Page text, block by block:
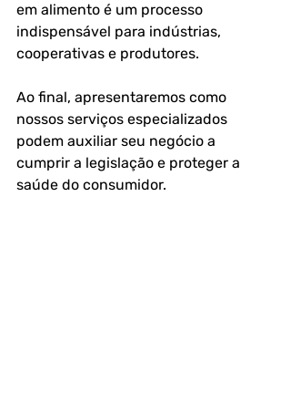
em alimento é um processo
indispensável para indústrias,
cooperativas e produtores.
Ao final, apresentaremos como
nossos serviços especializados
podem auxiliar seu negócio a
cumprir a legislação e proteger a
saúde do consumidor.